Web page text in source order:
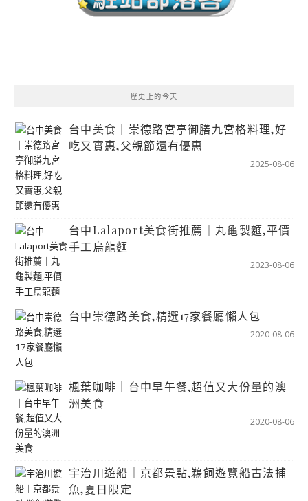
歷史上的今天
台中美食｜崇德路宮亭御膳九宮格料理,好
吃又實惠,父親節還有優惠
2025-08-06
台中Lalaport美食街推薦｜丸龜製麵,平價
手工烏龍麵
2023-08-06
台中崇德路美食,精選17家餐廳懶人包
2020-08-06
楓葉咖啡｜台中早午餐,超值又大份量的澳
洲美食
2020-08-06
宇治川遊船｜京都景點,鵜飼遊覽船古法捕
魚,夏日限定